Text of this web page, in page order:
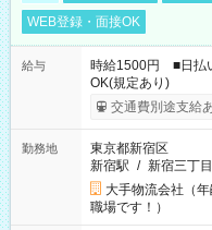
WEB登録・面接OK
給与
時給1500円 ■日払
OK(規定あり)
交通費別途支給
勤務地
東京都新宿区
新宿駅 / 新宿三丁
大手物流会社（
職場です！）